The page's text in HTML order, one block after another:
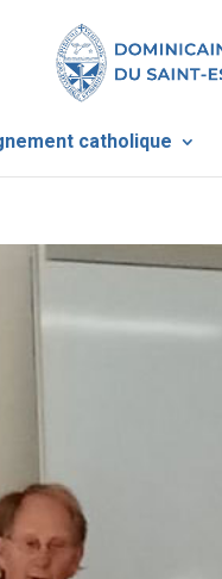
catholique